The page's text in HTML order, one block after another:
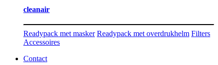
cleanair
Readypack met masker Readypack met overdrukhelm Filters
Accessoires
Contact